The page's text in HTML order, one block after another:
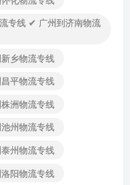
专线 ✔ 广州到济南物流
乡物流专线
平物流专线
洲物流专线
州物流专线
州物流专线
阳物流专线